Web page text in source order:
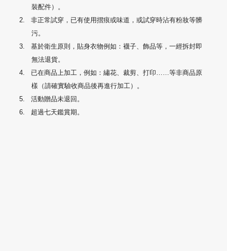
裝配件）。
2.
非正常試穿，已有使用摺痕或味道，或試穿時沾有粉妝等髒
污。
3.
基於衛生原則，貼身衣物例如：襪子、飾品等，一經拆封即
無法退貨。
4.
已在商品上加工，例如：繡花、裁剪、打印……等非商品原
樣（請確實驗收商品後再進行加工）。
5.
活動贈品未退回。
6.
超過七天鑑賞期。